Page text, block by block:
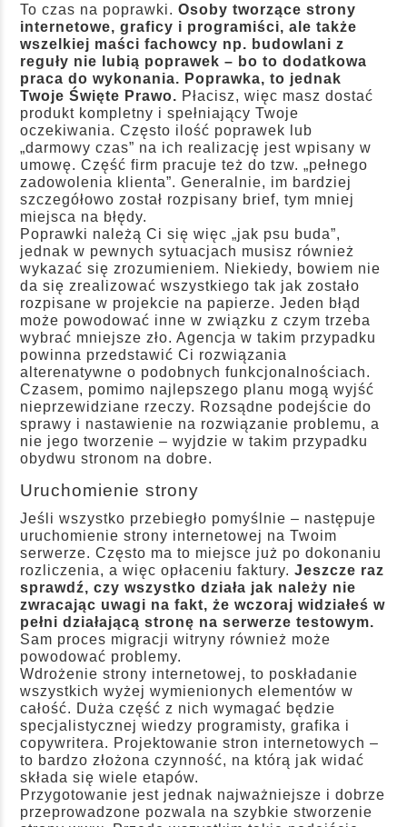
To czas na poprawki.Osoby tworzące strony
internetowe, graficy i programiści, ale także
wszelkiej maści fachowcy np. budowlani z
reguły nie lubią poprawek – bo to dodatkowa
praca do wykonania. Poprawka, to jednak
Twoje Święte Prawo. Płacisz, więc masz dostać
produkt kompletny i spełniający Twoje
oczekiwania. Często ilość poprawek lub
„darmowy czas” na ich realizację jest wpisany w
umowę. Część firm pracuje też do tzw. „pełnego
zadowolenia klienta”. Generalnie, im bardziej
szczegółowo został rozpisany brief, tym mniej
miejsca na błędy.
Poprawki należą Ci się więc „jak psu buda”,
jednak w pewnych sytuacjach musisz również
wykazać się zrozumieniem. Niekiedy, bowiem nie
da się zrealizować wszystkiego tak jak zostało
rozpisane w projekcie na papierze. Jeden błąd
może powodować inne w związku z czym trzeba
wybrać mniejsze zło. Agencja w takim przypadku
powinna przedstawić Ci rozwiązania
alterenatywne o podobnych funkcjonalnościach.
Czasem, pomimo najlepszego planu mogą wyjść
nieprzewidziane rzeczy. Rozsądne podejście do
sprawy i nastawienie na rozwiązanie problemu, a
nie jego tworzenie – wyjdzie w takim przypadku
obydwu stronom na dobre.
Uruchomienie strony
Jeśli wszystko przebiegło pomyślnie – następuje
uruchomienie strony internetowej na Twoim
serwerze. Często ma to miejsce już po dokonaniu
rozliczenia, a więc opłaceniu faktury.Jeszcze raz
sprawdź, czy wszystko działa jak należy nie
zwracając uwagi na fakt, że wczoraj widziałeś w
pełni działającą stronę na serwerze testowym.
Sam proces migracji witryny również może
powodować problemy.
Wdrożenie strony internetowej, to poskładanie
wszystkich wyżej wymienionych elementów w
całość. Duża część z nich wymagać będzie
specjalistycznej wiedzy programisty, grafika i
copywritera. Projektowanie stron internetowych –
to bardzo złożona czynność, na którą jak widać
składa się wiele etapów.
Przygotowanie jest jednak najważniejsze i dobrze
przeprowadzone pozwala na szybkie stworzenie